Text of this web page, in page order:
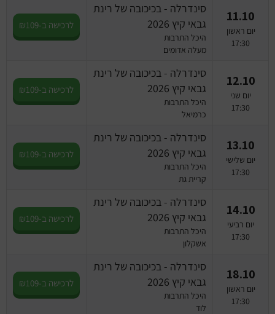
11.10
יום ראשון
17:30
סינדרלה - בכיכובה של רינת
גבאי קיץ 2026
היכל התרבות
מעלה אדומים
לרכישה ב-₪109
12.10
יום שני
17:30
סינדרלה - בכיכובה של רינת
גבאי קיץ 2026
היכל התרבות
כרמיאל
לרכישה ב-₪109
13.10
יום שלישי
17:30
סינדרלה - בכיכובה של רינת
גבאי קיץ 2026
היכל התרבות
קריית גת
לרכישה ב-₪109
14.10
יום רביעי
17:30
סינדרלה - בכיכובה של רינת
גבאי קיץ 2026
היכל התרבות
אשקלון
לרכישה ב-₪109
18.10
יום ראשון
17:30
סינדרלה - בכיכובה של רינת
גבאי קיץ 2026
היכל התרבות
לוד
לרכישה ב-₪109